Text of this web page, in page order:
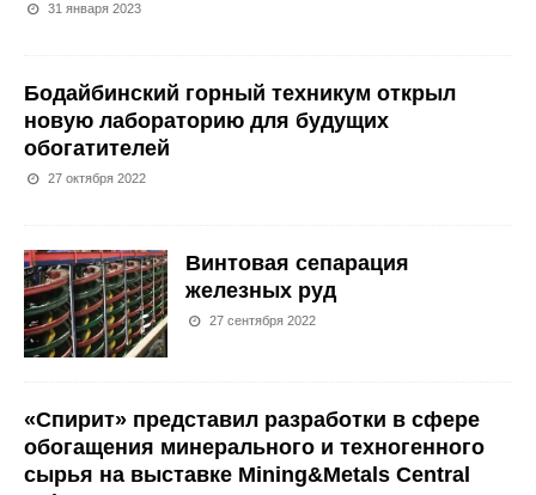
31 января 2023
Бодайбинский горный техникум открыл
новую лабораторию для будущих
обогатителей
27 октября 2022
Винтовая сепарация
железных руд
27 сентября 2022
«Спирит» представил разработки в сфере
обогащения минерального и техногенного
сырья на выставке Mining&Metals Central